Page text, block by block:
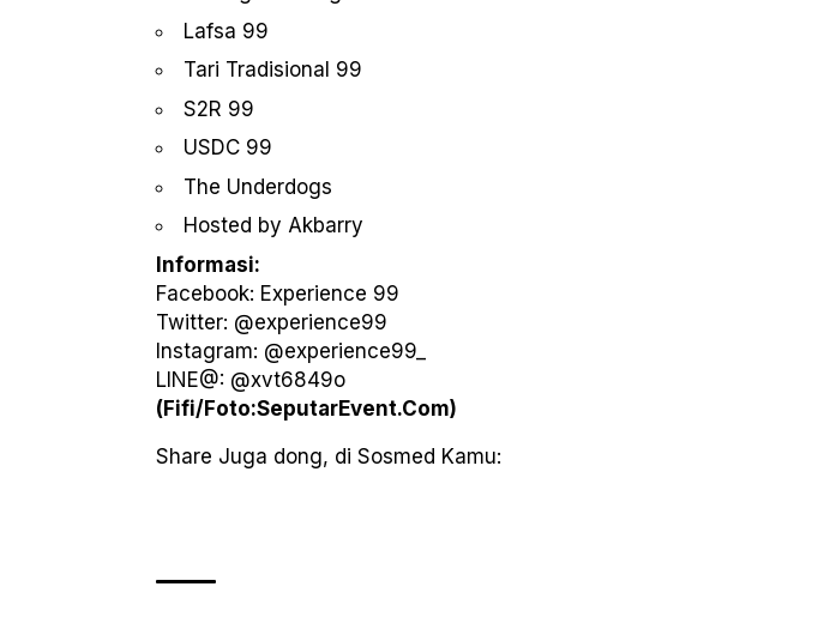
Lafsa 99
Tari Tradisional 99
S2R 99
USDC 99
The Underdogs
Hosted by Akbarry
Informasi:
Facebook: Experience 99
Twitter: @experience99
Instagram: @experience99_
LINE@: @xvt6849o
(Fifi/Foto:SeputarEvent.Com)
Share Juga dong, di Sosmed Kamu: